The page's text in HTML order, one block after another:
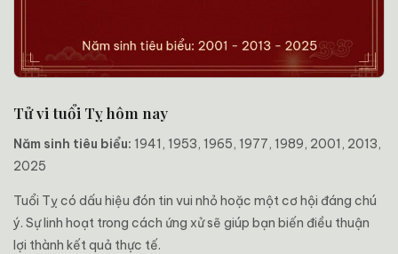
Tử vi tuổi Tỵ hôm nay
Năm sinh tiêu biểu: 1941, 1953, 1965, 1977, 1989, 2001, 2013,
2025
Tuổi Tỵ có dấu hiệu đón tin vui nhỏ hoặc một cơ hội đáng chú
ý. Sự linh hoạt trong cách ứng xử sẽ giúp bạn biến điều thuận
lợi thành kết quả thực tế.